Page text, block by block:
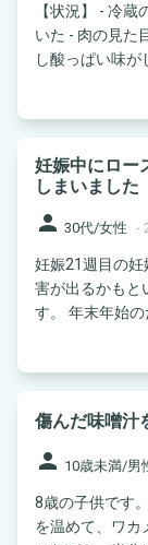
【状況】 - 冷
いた - 肉の見た
し酸っぱい味が
妊娠中にロー
しまいました
person 30代/女性 -
妊娠21週目の妊婦です。 表題の通りで
害が出るかもと
す。 年末年始の
傷んだ味噌汁
person 10歳未満/男
8歳の子供です。 朝から常温で放置していた味噌汁(具なし)
を温めて、ワカ